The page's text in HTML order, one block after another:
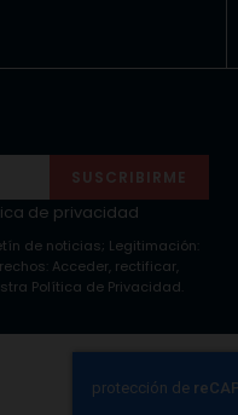
SUSCRIBIRME
de privacidad
de noticias; Legitimación:
Acceder, rectificar,
Política de Privacidad.